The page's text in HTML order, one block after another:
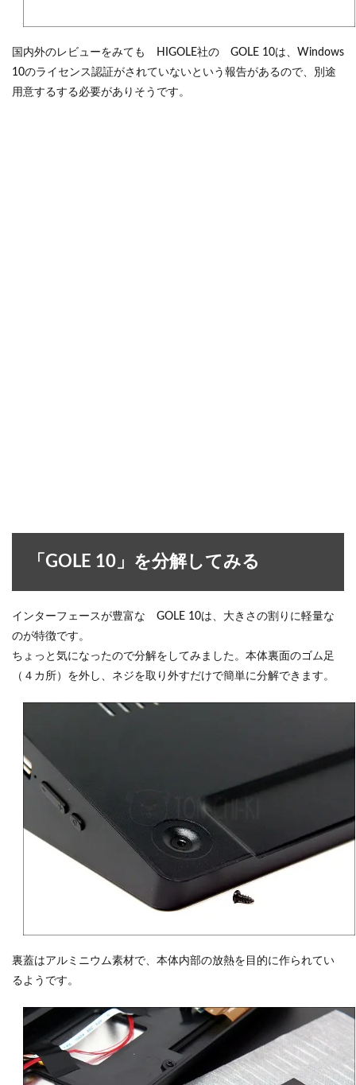
国内外のレビューをみても HIGOLE社の GOLE 10は、Windows
10のライセンス認証がされていないという報告があるので、別途
用意するする必要がありそうです。
「GOLE 10」を分解してみる
インターフェースが豊富な GOLE 10は、大きさの割りに軽量な
のが特徴です。
ちょっと気になったので分解をしてみました。本体裏面のゴム足
（４カ所）を外し、ネジを取り外すだけで簡単に分解できます。
裏蓋はアルミニウム素材で、本体内部の放熱を目的に作られてい
るようです。